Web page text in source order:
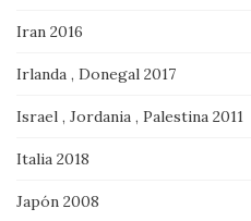
Iran 2016
Irlanda , Donegal 2017
Israel , Jordania , Palestina 2011
Italia 2018
Japón 2008